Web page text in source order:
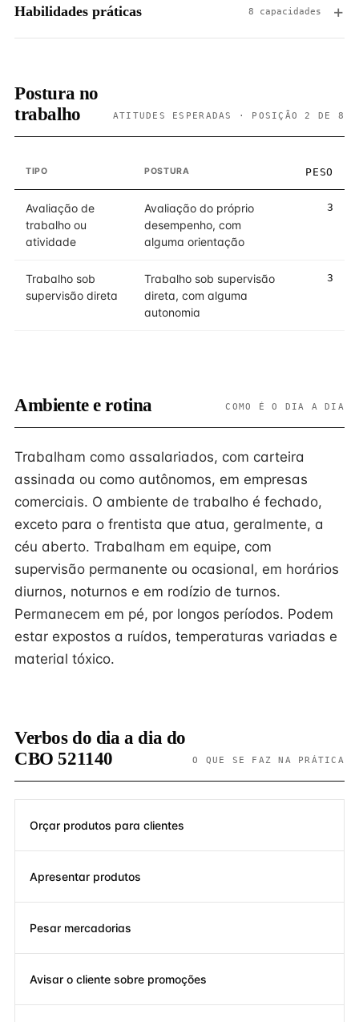
Habilidades práticas 8 capacidades
Postura no
trabalho
ATITUDES ESPERADAS · POSIÇÃO 2 DE 8
TIPO POSTURA PESO
Avaliação de
trabalho ou
atividade
Avaliação do próprio
desempenho, com
alguma orientação
3
Trabalho sob
supervisão direta
Trabalho sob supervisão
direta, com alguma
autonomia
3
Ambiente e rotina COMO É O DIA A DIA
Trabalham como assalariados, com carteira
assinada ou como autônomos, em empresas
comerciais. O ambiente de trabalho é fechado,
exceto para o frentista que atua, geralmente, a
céu aberto. Trabalham em equipe, com
supervisão permanente ou ocasional, em horários
diurnos, noturnos e em rodízio de turnos.
Permanecem em pé, por longos períodos. Podem
estar expostos a ruídos, temperaturas variadas e
material tóxico.
Verbos do dia a dia do
CBO 521140
O QUE SE FAZ NA PRÁTICA
Orçar produtos para clientes
Apresentar produtos
Pesar mercadorias
Avisar o cliente sobre promoções